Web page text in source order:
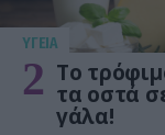
ΥΓΕΙΑ
2 Το
τα οστά
γάλα!